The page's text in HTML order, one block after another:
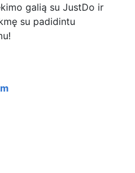
galią su JustDo ir
su padidintu